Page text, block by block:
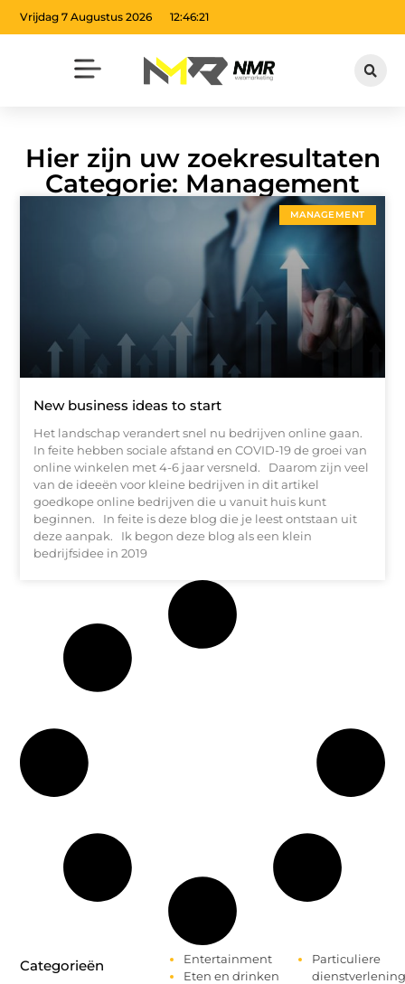
Vrijdag 7 Augustus 2026 12:46:22
Hier zijn uw zoekresultaten
Categorie: Management
MANAGEMENT
New business ideas to start
Het landschap verandert snel nu bedrijven online gaan.
In feite hebben sociale afstand en COVID-19 de groei van
online winkelen met 4-6 jaar versneld. Daarom zijn veel
van de ideeën voor kleine bedrijven in dit artikel
goedkope online bedrijven die u vanuit huis kunt
beginnen. In feite is deze blog die je leest ontstaan uit
deze aanpak. Ik begon deze blog als een klein
bedrijfsidee in 2019
Categorieën
Entertainment
Eten en drinken
Particuliere
dienstverlening